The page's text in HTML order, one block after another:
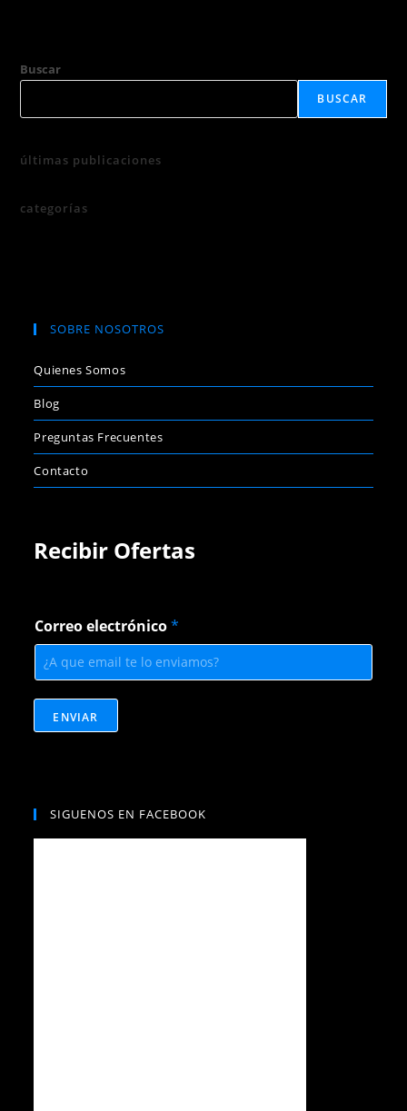
Buscar
BUSCAR
últimas publicaciones
categorías
SOBRE NOSOTROS
Quienes Somos
Blog
Preguntas Frecuentes
Contacto
Recibir Ofertas
o
r
e
o
*
Correo electrónico*
ENVIAR
SIGUENOS EN FACEBOOK